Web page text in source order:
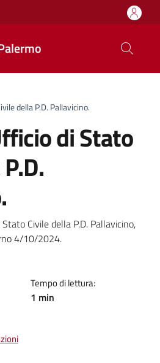
della P.D. Pallavicino.
di Stato
notizia
Civile della P.D. Pallavicino,
4/10/2024.
Tempo di lettura:
1 min